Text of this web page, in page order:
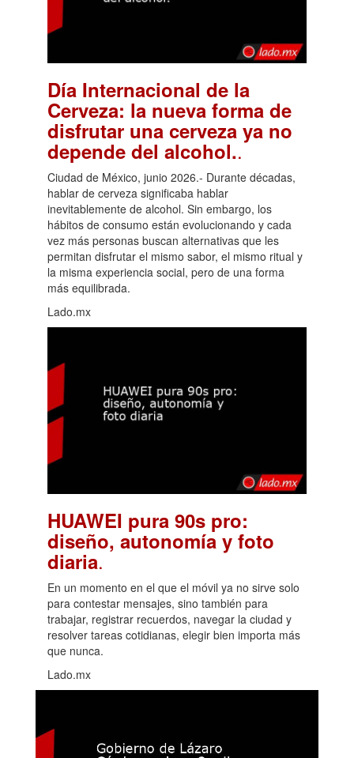
Día Internacional de la
Cerveza: la nueva forma de
disfrutar una cerveza ya no
depende del alcohol..
Ciudad de México, junio 2026.- Durante décadas,
hablar de cerveza significaba hablar
inevitablemente de alcohol. Sin embargo, los
hábitos de consumo están evolucionando y cada
vez más personas buscan alternativas que les
permitan disfrutar el mismo sabor, el mismo ritual y
la misma experiencia social, pero de una forma
más equilibrada.
Lado.mx
HUAWEI pura 90s pro:
diseño, autonomía y foto
diaria.
En un momento en el que el móvil ya no sirve solo
para contestar mensajes, sino también para
trabajar, registrar recuerdos, navegar la ciudad y
resolver tareas cotidianas, elegir bien importa más
que nunca.
Lado.mx